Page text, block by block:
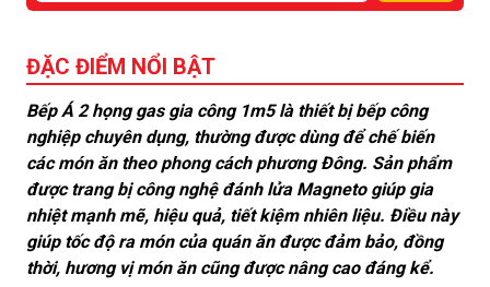
ĐẶC ĐIỂM NỔI BẬT
Bếp Á 2 họng gas gia công 1m5 là thiết bị bếp công
nghiệp chuyên dụng, thường được dùng để chế biến
các món ăn theo phong cách phương Đông. Sản phẩm
được trang bị công nghệ đánh lửa Magneto giúp gia
nhiệt mạnh mẽ, hiệu quả, tiết kiệm nhiên liệu. Điều này
giúp tốc độ ra món của quán ăn được đảm bảo, đồng
thời, hương vị món ăn cũng được nâng cao đáng kể.